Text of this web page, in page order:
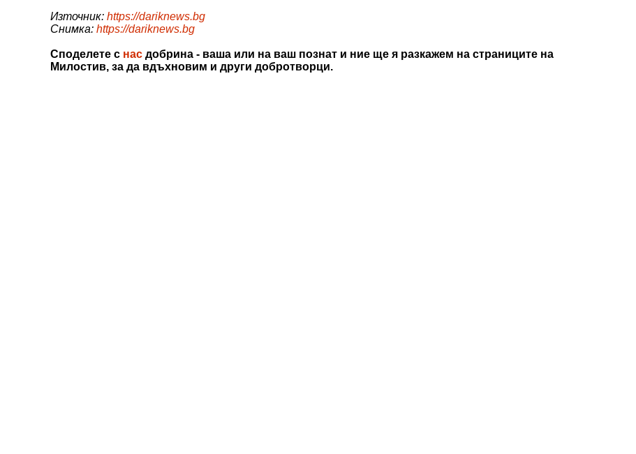
Източник: https://dariknews.bg
Снимка: https://dariknews.bg
Споделете с нас добрина - ваша или на ваш познат и ние ще я разкажем на страниците на
Милостив, за да вдъхновим и други добротворци.